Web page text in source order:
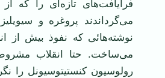
فرایافت‌های تازه‌ای را که از
می‌گرداندند پروغره و
نوشته‌هائی که نفوذ بیش از
می‌ساخت. حتا انقلاب
رولوسیون کنستیتوسیونل را